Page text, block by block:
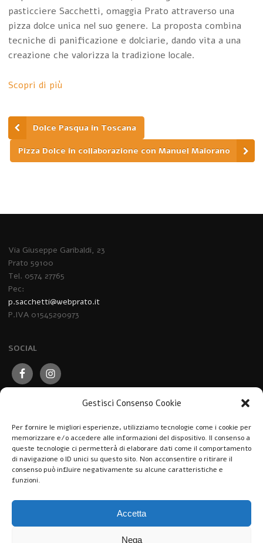
Gestisci Consenso Cookie
Per fornire le migliori esperienze, utilizziamo tecnologie come i cookie per
memorizzare e/o accedere alle informazioni del dispositivo. Il consenso a
queste tecnologie ci permetterà di elaborare dati come il comportamento
di navigazione o ID unici su questo sito. Non acconsentire o ritirare il
consenso può influire negativamente su alcune caratteristiche e
funzioni.
Accetta
Nega
pasticciere Sacchetti, omaggia Prato attraverso una
pizza dolce unica nel suo genere. La proposta combina
tecniche di panificazione e dolciarie, dando vita a una
creazione che valorizza la tradizione locale.
Scopri di più
Dolce Pasqua in Toscana
Pizza Dolce in collaborazione con Manuel Maiorano
Via Giuseppe Garibaldi, 23
Prato 59100
Tel. 0574 27765
Pec:
p.sacchetti@webprato.it
P.IVA 01545290973
SOCIAL